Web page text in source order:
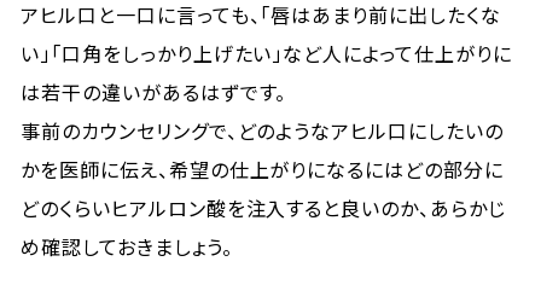
アヒル口と一口に言っても、「唇はあまり前に出したくな
い」「口角をしっかり上げたい」など人によって仕上がりに
は若干の違いがあるはずです。
事前のカウンセリングで、どのようなアヒル口にしたいの
かを医師に伝え、希望の仕上がりになるにはどの部分に
どのくらいヒアルロン酸を注入すると良いのか、あらかじ
め確認しておきましょう。